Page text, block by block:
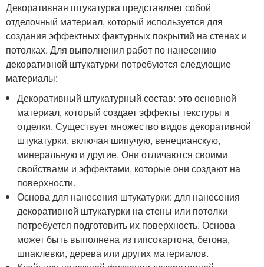
Декоративная штукатурка представляет собой
отделочный материал, который используется для
создания эффектных фактурных покрытий на стенах и
потолках. Для выполнения работ по нанесению
декоративной штукатурки потребуются следующие
материалы:
Декоративный штукатурный состав: это основной
материал, который создает эффекты текстуры и
отделки. Существует множество видов декоративной
штукатурки, включая шипучую, венецианскую,
минеральную и другие. Они отличаются своими
свойствами и эффектами, которые они создают на
поверхности.
Основа для нанесения штукатурки: для нанесения
декоративной штукатурки на стены или потолки
потребуется подготовить их поверхность. Основа
может быть выполнена из гипсокартона, бетона,
шпаклевки, дерева или других материалов.